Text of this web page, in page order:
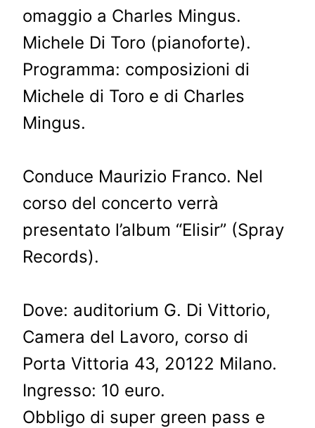
omaggio a Charles Mingus.
Michele Di Toro (pianoforte).
Programma: composizioni di
Michele di Toro e di Charles
Mingus.
Conduce Maurizio Franco. Nel
corso del concerto verrà
presentato l’album “Elisir” (Spray
Records).
Dove: auditorium G. Di Vittorio,
Camera del Lavoro, corso di
Porta Vittoria 43, 20122 Milano.
Ingresso: 10 euro.
Obbligo di super green pass e